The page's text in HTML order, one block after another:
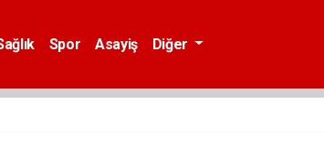
Spor Asayiş Diğer